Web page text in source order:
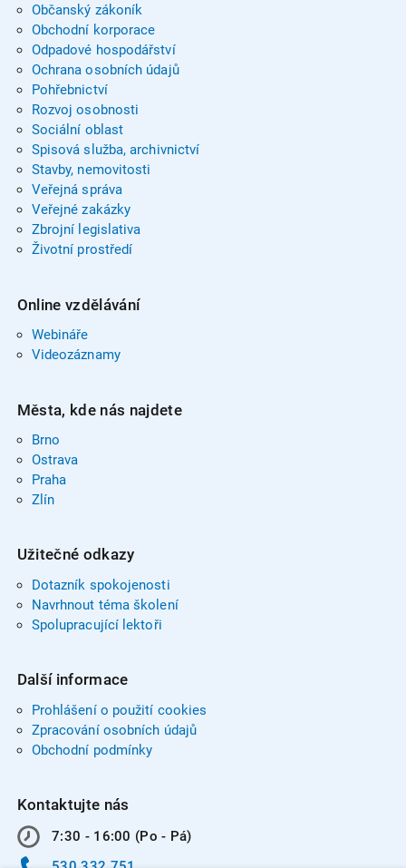
Občanský zákoník
Obchodní korporace
Odpadové hospodářství
Ochrana osobních údajů
Pohřebnictví
Rozvoj osobnosti
Sociální oblast
Spisová služba, archivnictví
Stavby, nemovitosti
Veřejná správa
Veřejné zakázky
Zbrojní legislativa
Životní prostředí
Online vzdělávání
Webináře
Videozáznamy
Města, kde nás najdete
Brno
Ostrava
Praha
Zlín
Užitečné odkazy
Dotazník spokojenosti
Navrhnout téma školení
Spolupracující lektoři
Další informace
Prohlášení o použití cookies
Zpracování osobních údajů
Obchodní podmínky
Kontaktujte nás
7:30 - 16:00 (Po - Pá)